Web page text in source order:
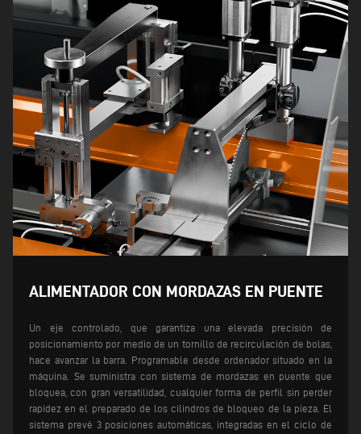
ALIMENTADOR CON MORDAZAS EN PUENTE
Un eje controlado, que garantiza una elevada precisión de
posicionamiento por medio de un tornillo de recirculación de bolas,
hace avanzar la barra. Programable desde ordenador situado en la
máquina.
Se suministra con sistema de mordazas en puente que
bloquea, con gran versatilidad, cualquier forma de perfil sin perder
rapidez en el preparado de los cilindros de bloqueo de la pieza. El
sistema prevé 3 posiciones automáticas, integradas en el ciclo de